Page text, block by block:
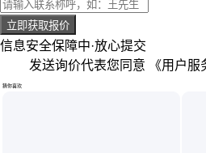
立即获取报价
信息安全保障中·放心提交
发送询价代表您同意 《用户服
猜你喜欢